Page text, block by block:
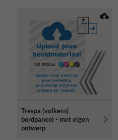
Trespa (volkern)
bordpaneel - met eigen
ontwerp